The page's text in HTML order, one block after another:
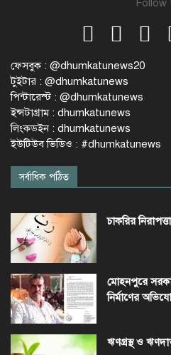
Follow
ফেসবুক : @dhumkatunews20
টুইটার : @dhumkatunews
পিন্টারেস্ট : @dhumkatunews
ইন্সটাগ্রাম : dhumkatunews
লিংকডইন : dhumkatunews
ইউটিউব ভিডিও : #dhumkatunews
সর্বাধিক পঠিত
চাকরির
মোহনপুরে
নির্মাণের
ঋণগ্রস্থ ও